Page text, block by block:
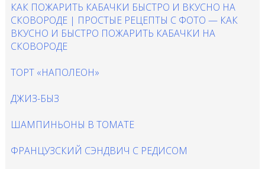
КАК ПОЖАРИТЬ КАБАЧКИ БЫСТРО И ВКУСНО НА
СКОВОРОДЕ | ПРОСТЫЕ РЕЦЕПТЫ С ФОТО — КАК
ВКУСНО И БЫСТРО ПОЖАРИТЬ КАБАЧКИ НА
СКОВОРОДЕ
ТОРТ «НАПОЛЕОН»
ДЖИЗ-БЫЗ
ШАМПИНЬОНЫ В ТОМАТЕ
ФРАНЦУЗСКИЙ СЭНДВИЧ С РЕДИСОМ